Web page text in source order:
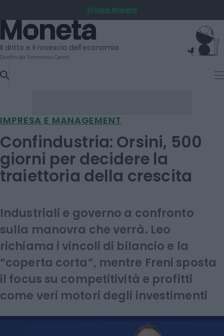
TO
CONTENT
Sfoglia Moneta
Moneta
Il dritto e il rovescio dell'economia
Diretto da Tommaso Cerno
IMPRESA E MANAGEMENT
Confindustria: Orsini, 500
giorni per decidere la
traiettoria della crescita
Industriali e governo a confronto
sulla manovra che verrà. Leo
richiama i vincoli di bilancio e la
“coperta corta”, mentre Freni sposta
il focus su competitività e profitti
come veri motori degli investimenti